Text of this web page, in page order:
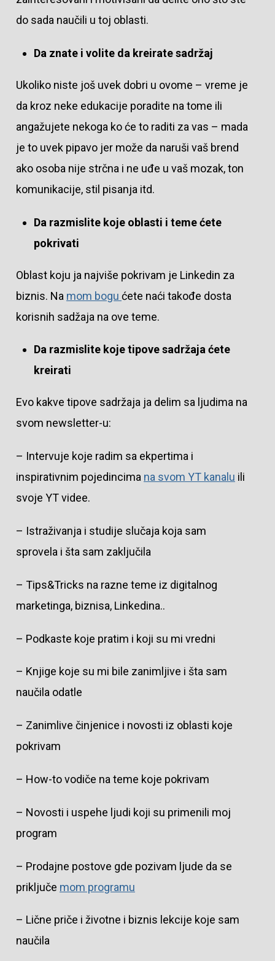
do sada naučili u toj oblasti.
Da znate i volite da kreirate sadržaj
Ukoliko niste još uvek dobri u ovome – vreme je
da kroz neke edukacije poradite na tome ili
angažujete nekoga ko će to raditi za vas – mada
je to uvek pipavo jer može da naruši vaš brend
ako osoba nije strčna i ne uđe u vaš mozak, ton
komunikacije, stil pisanja itd.
Da razmislite koje oblasti i teme ćete
pokrivati
Oblast koju ja najviše pokrivam je Linkedin za
biznis. Na mom bogu ćete naći takođe dosta
korisnih sadžaja na ove teme.
Da razmislite koje tipove sadržaja ćete
kreirati
Evo kakve tipove sadržaja ja delim sa ljudima na
svom newsletter-u:
– Intervuje koje radim sa ekpertima i
inspirativnim pojedincima na svom YT kanalu ili
svoje YT videe.
– Istraživanja i studije slučaja koja sam
sprovela i šta sam zaključila
– Tips&Tricks na razne teme iz digitalnog
marketinga, biznisa, Linkedina..
– Podkaste koje pratim i koji su mi vredni
– Knjige koje su mi bile zanimljive i šta sam
naučila odatle
– Zanimlive činjenice i novosti iz oblasti koje
pokrivam
– How-to vodiče na teme koje pokrivam
– Novosti i uspehe ljudi koji su primenili moj
program
– Prodajne postove gde pozivam ljude da se
priključe mom programu
– Lične priče i životne i biznis lekcije koje sam
naučila